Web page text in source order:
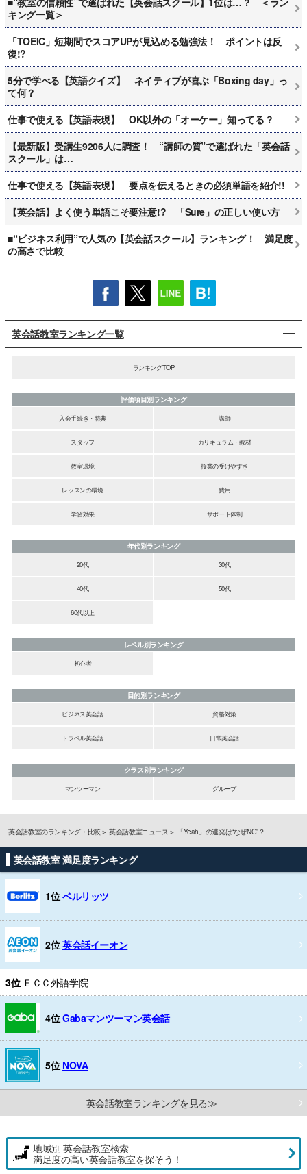
キング一覧＞
「TOEIC」短期間でスコアUPが見込める勉強法！ ポイントは反
復!?
5分で学べる【英語クイズ】 ネイティブが喜ぶ「Boxing day」っ
て何？
仕事で使える【英語表現】 OK以外の「オーケー」知ってる？
【最新版】受講生9206人に調査！ “講師の質”で選ばれた「英会話
スクール」は…
仕事で使える【英語表現】 要点を伝えるときの必須単語を紹介!!
【英会話】よく使う単語こそ要注意!? 「Sure」の正しい使い方
■“ビジネス利用”で人気の【英会話スクール】ランキング！ 満足度
の高さで比較
英会話教室ランキング一覧
ランキングTOP
評価項目別ランキング
入会手続き・特典
講師
スタッフ カリキュラム・教材
教室環境 授業の受けやすさ
レッスンの環境 費用
学習効果 サポート体制
年代別ランキング
20代
30代
40代 50代
60代以上
レベル別ランキング
初心者
目的別ランキング
ビジネス英会話
資格対策
トラベル英会話 日常英会話
クラス別ランキング
マンツーマン
グループ
英会話教室のランキング・比較 英会話教室ニュース 「Yeah」の連発は“なぜNG”？
英会話教室 満足度ランキング
1位ベルリッツ
2位英会話イーオン
3位 ＥＣＣ外語学院
4位Gabaマンツーマン英会話
5位 NOVA
英会話教室ランキングを見る≫
地域別 英会話教室検索
満足度の高い英会話教室を探そう！